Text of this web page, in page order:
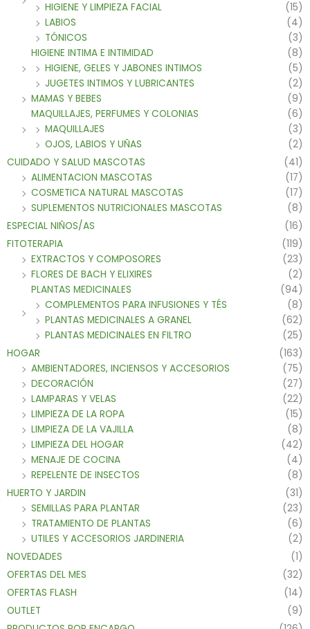
HIGIENE Y LIMPIEZA FACIAL
(15)
LABIOS
(4)
TÓNICOS
(3)
HIGIENE INTIMA E INTIMIDAD
(8)
HIGIENE, GELES Y JABONES INTIMOS
(5)
JUGETES INTIMOS Y LUBRICANTES
(2)
MAMAS Y BEBES
(9)
MAQUILLAJES, PERFUMES Y COLONIAS
(6)
MAQUILLAJES
(3)
OJOS, LABIOS Y UÑAS
(2)
CUIDADO Y SALUD MASCOTAS
(41)
ALIMENTACION MASCOTAS
(17)
COSMETICA NATURAL MASCOTAS
(17)
SUPLEMENTOS NUTRICIONALES MASCOTAS
(8)
ESPECIAL NIÑOS/AS
(16)
FITOTERAPIA
(119)
EXTRACTOS Y COMPOSORES
(23)
FLORES DE BACH Y ELIXIRES
(2)
PLANTAS MEDICINALES
(94)
COMPLEMENTOS PARA INFUSIONES Y TÉS
(8)
PLANTAS MEDICINALES A GRANEL
(62)
PLANTAS MEDICINALES EN FILTRO
(25)
HOGAR
(163)
AMBIENTADORES, INCIENSOS Y ACCESORIOS
(75)
DECORACIÓN
(27)
LAMPARAS Y VELAS
(22)
LIMPIEZA DE LA ROPA
(15)
LIMPIEZA DE LA VAJILLA
(8)
LIMPIEZA DEL HOGAR
(42)
MENAJE DE COCINA
(4)
REPELENTE DE INSECTOS
(8)
HUERTO Y JARDIN
(31)
SEMILLAS PARA PLANTAR
(23)
TRATAMIENTO DE PLANTAS
(6)
UTILES Y ACCESORIOS JARDINERIA
(2)
NOVEDADES
(1)
OFERTAS DEL MES
(32)
OFERTAS FLASH
(14)
OUTLET
(9)